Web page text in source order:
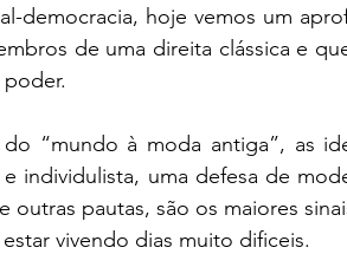
democracia, hoje vemos um
de uma direita clássica e
“mundo à moda antiga”, as
individulista, uma defesa de
outras pautas, são os maiores
vivendo dias muito dificeis.